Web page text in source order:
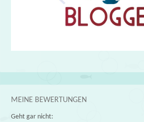
MEINE BEWERTUNGEN
Geht gar nicht: